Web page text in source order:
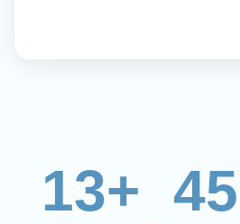
13+ 45